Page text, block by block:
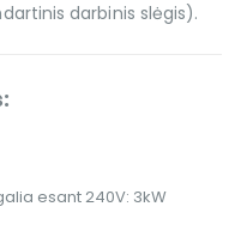
darbinis slėgis).
esant 240V: 3kW